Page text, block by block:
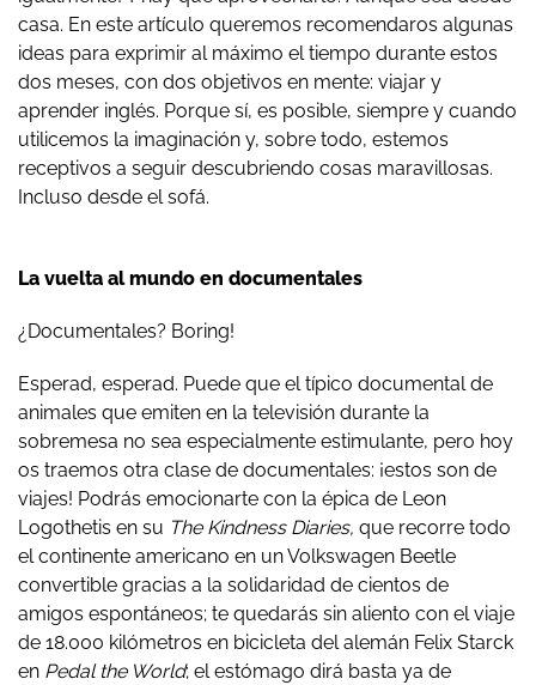
casa. En este artículo queremos recomendaros algunas
ideas para exprimir al máximo el tiempo durante estos
dos meses, con dos objetivos en mente: viajar y
aprender inglés. Porque sí, es posible, siempre y cuando
utilicemos la imaginación y, sobre todo, estemos
receptivos a seguir descubriendo cosas maravillosas.
Incluso desde el sofá.
La vuelta al mundo en documentales
¿Documentales? Boring!
Esperad, esperad. Puede que el típico documental de
animales que emiten en la televisión durante la
sobremesa no sea especialmente estimulante, pero hoy
os traemos otra clase de documentales: ¡estos son de
viajes! Podrás emocionarte con la épica de Leon
Logothetis en su The Kindness Diaries, que recorre todo
el continente americano en un Volkswagen Beetle
convertible gracias a la solidaridad de cientos de
amigos espontáneos; te quedarás sin aliento con el viaje
de 18.000 kilómetros en bicicleta del alemán Felix Starck
en Pedal the World; el estómago dirá basta ya de